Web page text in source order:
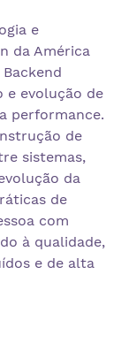
e
da América
e evolução de
performance.
de
sistemas,
da
de
com
à qualidade,
e de alta